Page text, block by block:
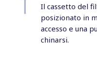
Il cassetto del
posizionato in
accesso e una
chinarsi.